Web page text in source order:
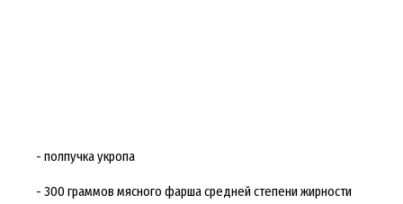
- полпучка укропа
- 300 граммов мясного фарша средней степени жирности